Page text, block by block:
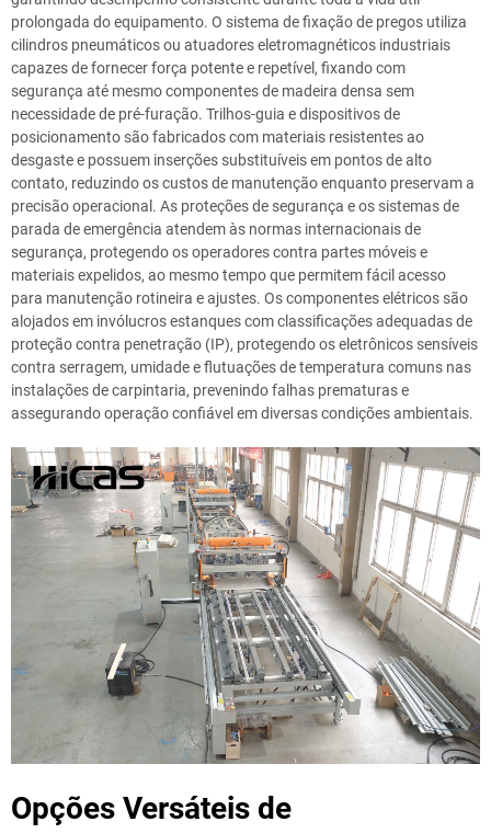
prolongada do equipamento. O sistema de fixação de pregos utiliza
cilindros pneumáticos ou atuadores eletromagnéticos industriais
capazes de fornecer força potente e repetível, fixando com
segurança até mesmo componentes de madeira densa sem
necessidade de pré-furação. Trilhos-guia e dispositivos de
posicionamento são fabricados com materiais resistentes ao
desgaste e possuem inserções substituíveis em pontos de alto
contato, reduzindo os custos de manutenção enquanto preservam a
precisão operacional. As proteções de segurança e os sistemas de
parada de emergência atendem às normas internacionais de
segurança, protegendo os operadores contra partes móveis e
materiais expelidos, ao mesmo tempo que permitem fácil acesso
para manutenção rotineira e ajustes. Os componentes elétricos são
alojados em invólucros estanques com classificações adequadas de
proteção contra penetração (IP), protegendo os eletrônicos sensíveis
contra serragem, umidade e flutuações de temperatura comuns nas
instalações de carpintaria, prevenindo falhas prematuras e
assegurando operação confiável em diversas condições ambientais.
Opções Versáteis de